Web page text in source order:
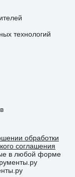
2 штуки 670 02
технологий
обработки
соглашения
в любой форме